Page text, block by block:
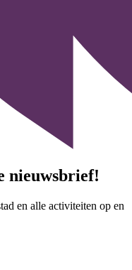
nieuwsbrief!
en alle activiteiten op en